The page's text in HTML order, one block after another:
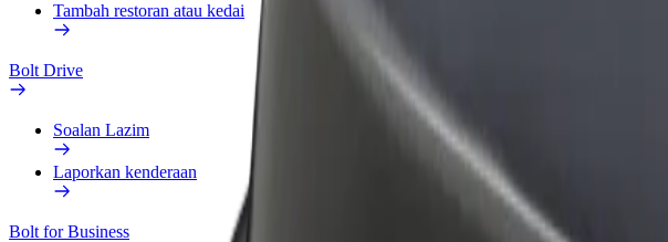
Tambah restoran atau kedai
Bolt Drive
Soalan Lazim
Laporkan kenderaan
Bolt for Business